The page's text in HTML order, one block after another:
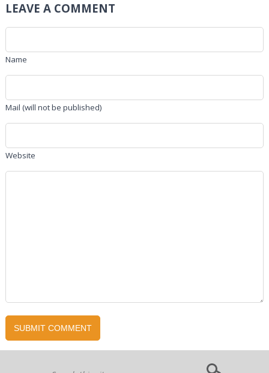
LEAVE A COMMENT
Name
Mail (will not be published)
Website